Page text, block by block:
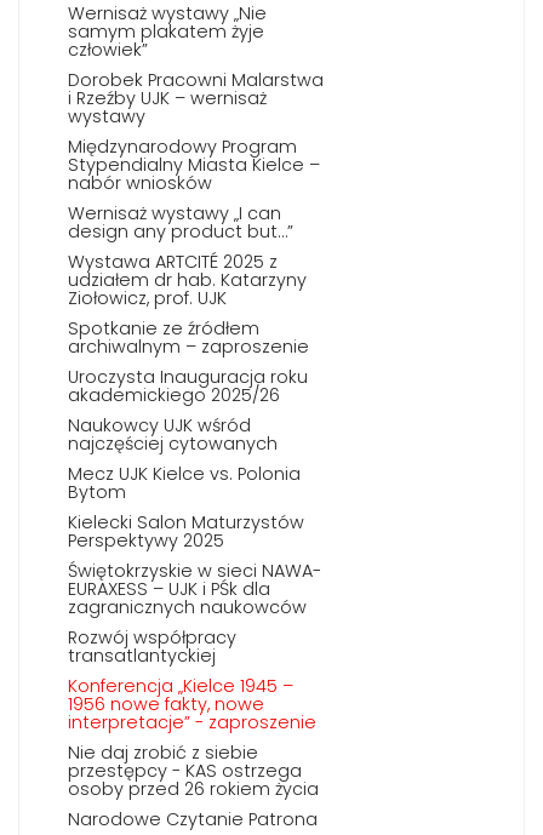
Wernisaż wystawy „Nie
samym plakatem żyje
człowiek”
Dorobek Pracowni Malarstwa
i Rzeźby UJK – wernisaż
wystawy
Międzynarodowy Program
Stypendialny Miasta Kielce –
nabór wniosków
Wernisaż wystawy „I can
design any product but…”
Wystawa ARTCITÉ 2025 z
udziałem dr hab. Katarzyny
Ziołowicz, prof. UJK
Spotkanie ze źródłem
archiwalnym – zaproszenie
Uroczysta Inauguracja roku
akademickiego 2025/26
Naukowcy UJK wśród
najczęściej cytowanych
Mecz UJK Kielce vs. Polonia
Bytom
Kielecki Salon Maturzystów
Perspektywy 2025
Świętokrzyskie w sieci NAWA-
EURAXESS – UJK i PŚk dla
zagranicznych naukowców
Rozwój współpracy
transatlantyckiej
Konferencja „Kielce 1945 –
1956 nowe fakty, nowe
interpretacje” - zaproszenie
Nie daj zrobić z siebie
przestępcy - KAS ostrzega
osoby przed 26 rokiem życia
Narodowe Czytanie Patrona